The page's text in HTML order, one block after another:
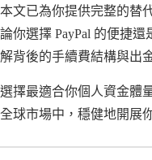
本文已為你提供完整的替
論你選擇 PayPal 的便捷
解背後的手續費結構與出
選擇最適合你個人資金體
全球市場中，穩健地開展